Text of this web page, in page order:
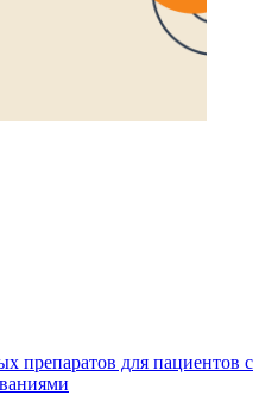
препаратов для пациентов с